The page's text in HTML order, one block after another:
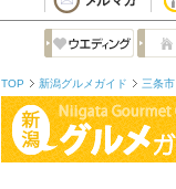
TOP 新潟グルメガイド 三条市